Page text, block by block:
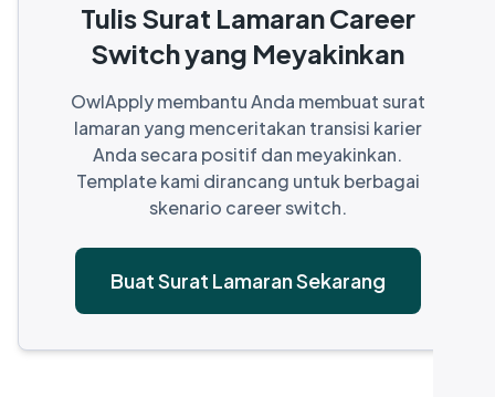
Tulis Surat Lamaran Career
Switch yang Meyakinkan
OwlApply membantu Anda membuat surat
lamaran yang menceritakan transisi karier
Anda secara positif dan meyakinkan.
Template kami dirancang untuk berbagai
skenario career switch.
Buat Surat Lamaran Sekarang